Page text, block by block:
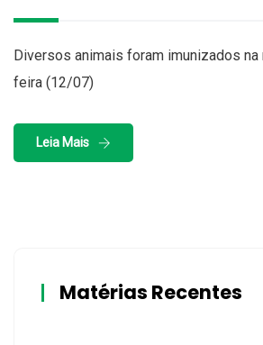
Diversos animais foram imunizados na
feira (12/07)
Leia Mais
Matérias Recentes